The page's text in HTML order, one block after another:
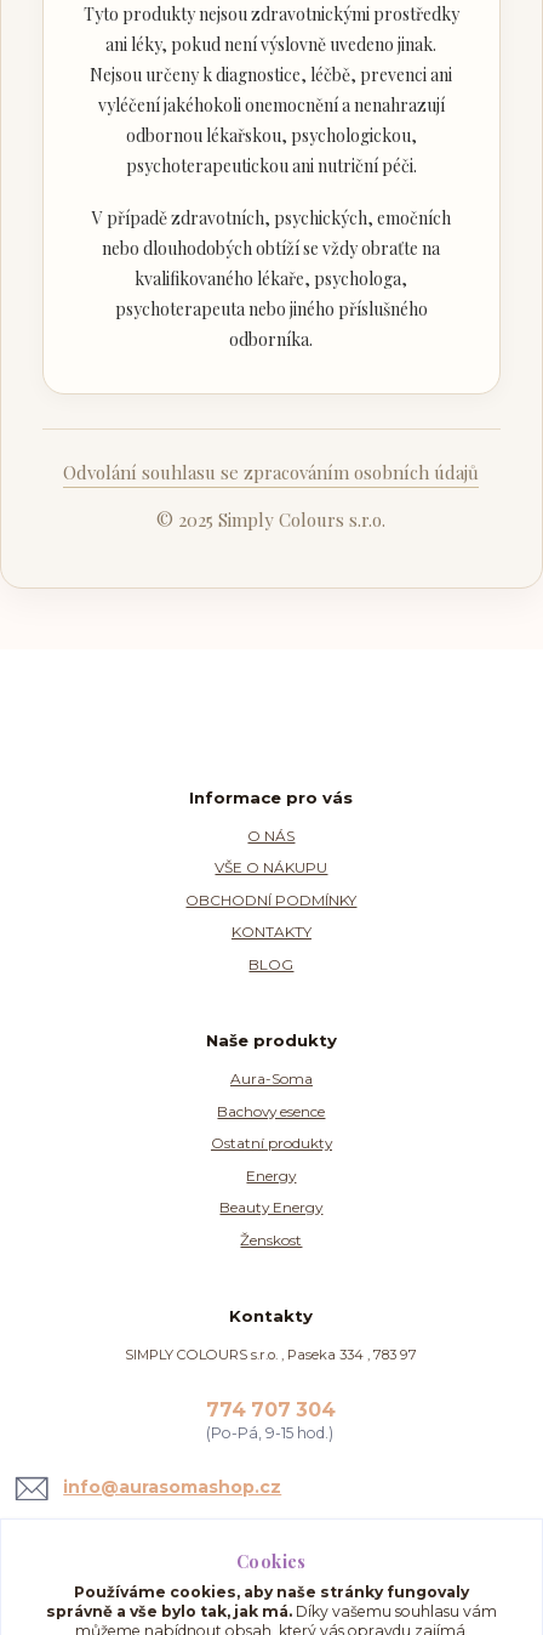
Tyto produkty nejsou zdravotnickými prostředky
ani léky, pokud není výslovně uvedeno jinak.
Nejsou určeny k diagnostice, léčbě, prevenci ani
vyléčení jakéhokoli onemocnění a nenahrazují
odbornou lékařskou, psychologickou,
psychoterapeutickou ani nutriční péči.
V případě zdravotních, psychických, emočních
nebo dlouhodobých obtíží se vždy obraťte na
kvalifikovaného lékaře, psychologa,
psychoterapeuta nebo jiného příslušného
odborníka.
Odvolání souhlasu se zpracováním osobních údajů
© 2025 Simply Colours s.r.o.
Informace pro vás
O NÁS
VŠE O NÁKUPU
OBCHODNÍ PODMÍNKY
KONTAKTY
BLOG
Naše produkty
Aura-Soma
Bachovy esence
Ostatní produkty
Energy
Beauty Energy
Ženskost
Kontakty
SIMPLY COLOURS s.r.o. , Paseka 334 , 783 97
774 707 304
(Po-Pá, 9-15 hod.)
info@aurasomashop.cz
Cookies
Používáme cookies, aby naše stránky fungovaly
správně a vše bylo tak, jak má. Díky vašemu souhlasu vám
můžeme nabídnout obsah, který vás opravdu zajímá,